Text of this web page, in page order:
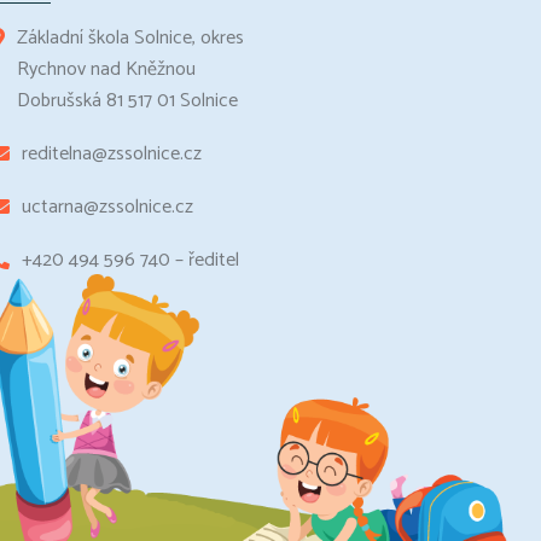
Základní škola Solnice, okres
Rychnov nad Kněžnou
Dobrušská 81 517 01 Solnice
reditelna@zssolnice.cz
uctarna@zssolnice.cz
+420 494 596 740 – ředitel